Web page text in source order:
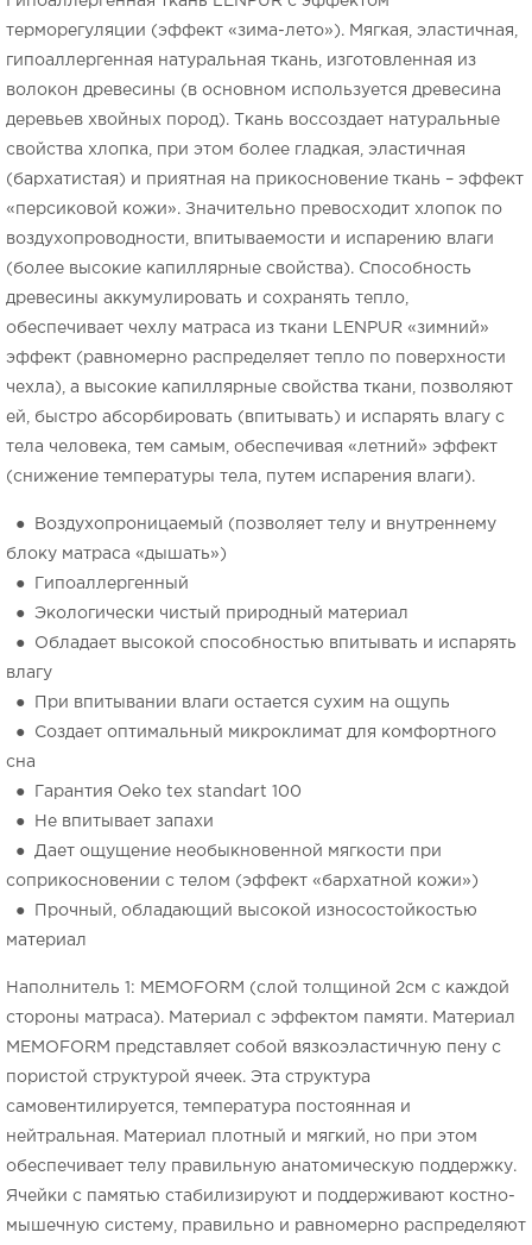
терморегуляции (эффект «зима-лето»). Мягкая, эластичная,
гипоаллергенная натуральная ткань, изготовленная из
волокон древесины (в основном используется древесина
деревьев хвойных пород). Ткань воссоздает натуральные
свойства хлопка, при этом более гладкая, эластичная
(бархатистая) и приятная на прикосновение ткань – эффект
«персиковой кожи». Значительно превосходит хлопок по
воздухопроводности, впитываемости и испарению влаги
(более высокие капиллярные свойства). Способность
древесины аккумулировать и сохранять тепло,
обеспечивает чехлу матраса из ткани LENPUR «зимний»
эффект (равномерно распределяет тепло по поверхности
чехла), а высокие капиллярные свойства ткани, позволяют
ей, быстро абсорбировать (впитывать) и испарять влагу с
тела человека, тем самым, обеспечивая «летний» эффект
(снижение температуры тела, путем испарения влаги).
● Воздухопроницаемый (позволяет телу и внутреннему
блоку матраса «дышать»)
● Гипоаллергенный
● Экологически чистый природный материал
● Обладает высокой способностью впитывать и испарять
влагу
● При впитывании влаги остается сухим на ощупь
● Создает оптимальный микроклимат для комфортного
сна
● Гарантия Оeko tex standart 100
● Не впитывает запахи
● Дает ощущение необыкновенной мягкости при
соприкосновении с телом (эффект «бархатной кожи»)
● Прочный, обладающий высокой износостойкостью
материал
Наполнитель 1: MEMOFORM (слой толщиной 2см с каждой
стороны матраса). Материал с эффектом памяти. Материал
MEMOFORM представляет собой вязкоэластичную пену с
пористой структурой ячеек. Эта структура
самовентилируется, температура постоянная и
нейтральная. Материал плотный и мягкий, но при этом
обеспечивает телу правильную анатомическую поддержку.
Ячейки с памятью стабилизируют и поддерживают костно-
мышечную систему, правильно и равномерно распределяют